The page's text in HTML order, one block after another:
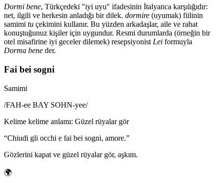
Dormi bene, Türkçedeki "iyi uyu" ifadesinin İtalyanca karşılığıdır:
net, ilgili ve herkesin anladığı bir dilek. dormire (uyumak) fiilinin
samimi tu çekimini kullanır. Bu yüzden arkadaşlar, aile ve rahat
konuştuğunuz kişiler için uygundur. Resmi durumlarda (örneğin bir
otel misafirine iyi geceler dilemek) resepsiyonist Lei formuyla
Dorma bene der.
Fai bei sogni
Samimi
/FAH-ee BAY SOHN-yee/
Kelime kelime anlamı: Güzel rüyalar gör
“Chiudi gli occhi e fai bei sogni, amore.”
Gözlerini kapat ve güzel rüyalar gör, aşkım.
🌍